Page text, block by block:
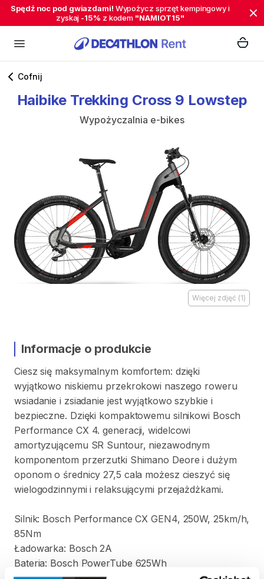
Spędź noc pod gwiazdami! Wypożycz sprzęt kempingowy i
zyskaj -15% z kodem "NAMIOT15"
Cofnij
Haibike Trekking Cross 9 Lowstep
Wypożyczalnia e-bikes
Więcej zdjęć (1)
Informacje o produkcie
Ciesz się maksymalnym komfortem: dzięki
wyjątkowo niskiemu przekrokowi naszego roweru
wsiadanie i zsiadanie jest wyjątkowo szybkie i
bezpieczne. Dzięki kompaktowemu silnikowi Bosch
Performance CX 4. generacji​,​ widelcowi
amortyzującemu SR Suntour​,​ niezawodnym
komponentom przerzutki Shimano Deore i dużym
oponom o średnicy 27​,​5 cala możesz cieszyć się
wielogodzinnymi i relaksującymi przejażdżkami.
Silnik: Bosch Performance CX GEN4​,​ 250W​,​ 25km​/​h​,​
85Nm
Ładowarka: Bosch 2A
Bateria: Bosch PowerTube 625Wh